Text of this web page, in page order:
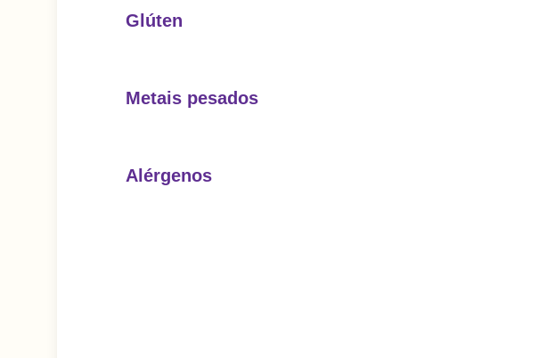
Glúten
Metais pesados
Alérgenos